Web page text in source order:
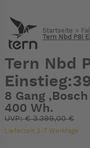
Startseite >
Tern Nbd P8i
Tern Nbd
8 Gang
400 Wh.
UVP:€3.399,00 €
Lieferzeit 3-7 Werktage